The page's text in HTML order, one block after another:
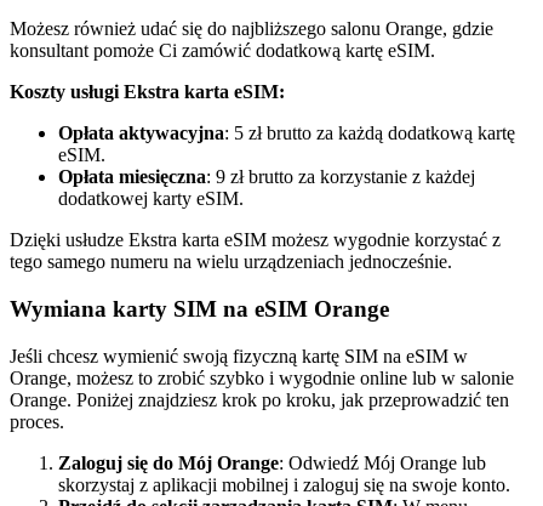
Możesz również udać się do najbliższego salonu Orange, gdzie
konsultant pomoże Ci zamówić dodatkową kartę eSIM.
Koszty usługi Ekstra karta eSIM:
Opłata aktywacyjna: 5 zł brutto za każdą dodatkową kartę
eSIM.
Opłata miesięczna: 9 zł brutto za korzystanie z każdej
dodatkowej karty eSIM.
Dzięki usłudze Ekstra karta eSIM możesz wygodnie korzystać z
tego samego numeru na wielu urządzeniach jednocześnie.
Wymiana karty SIM na eSIM Orange
Jeśli chcesz wymienić swoją fizyczną kartę SIM na eSIM w
Orange, możesz to zrobić szybko i wygodnie online lub w salonie
Orange. Poniżej znajdziesz krok po kroku, jak przeprowadzić ten
proces.
Zaloguj się do Mój Orange: Odwiedź Mój Orange lub
skorzystaj z aplikacji mobilnej i zaloguj się na swoje konto.